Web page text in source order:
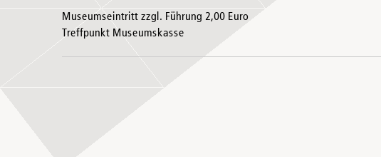
Museumseintritt zzgl. Führung 2,00 Euro
Treffpunkt Museumskasse